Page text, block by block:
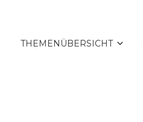
THEMENÜBERSICHT